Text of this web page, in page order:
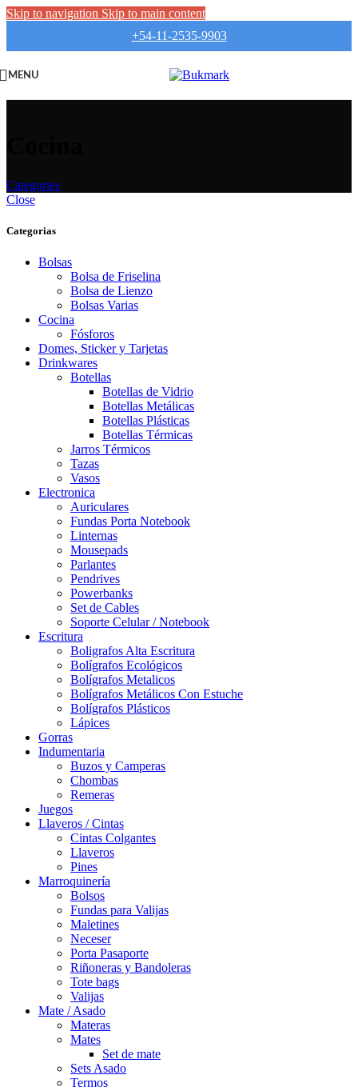
Skip to navigation Skip to main content
+54-11-2535-9903
MENU
Categories
Close
Categorias
Bolsas
Bolsa de Friselina
Bolsa de Lienzo
Bolsas Varias
Cocina
Fósforos
Domes, Sticker y Tarjetas
Drinkwares
Botellas
Botellas de Vidrio
Botellas Metálicas
Botellas Plásticas
Botellas Térmicas
Jarros Térmicos
Tazas
Vasos
Electronica
Auriculares
Fundas Porta Notebook
Linternas
Mousepads
Parlantes
Pendrives
Powerbanks
Set de Cables
Soporte Celular / Notebook
Escritura
Boligrafos Alta Escritura
Bolígrafos Ecológicos
Bolígrafos Metalicos
Bolígrafos Metálicos Con Estuche
Bolígrafos Plásticos
Lápices
Gorras
Indumentaria
Buzos y Camperas
Chombas
Remeras
Juegos
Llaveros / Cintas
Cintas Colgantes
Llaveros
Pines
Marroquinería
Bolsos
Fundas para Valijas
Maletines
Neceser
Porta Pasaporte
Riñoneras y Bandoleras
Tote bags
Valijas
Mate / Asado
Materas
Mates
Set de mate
Sets Asado
Termos